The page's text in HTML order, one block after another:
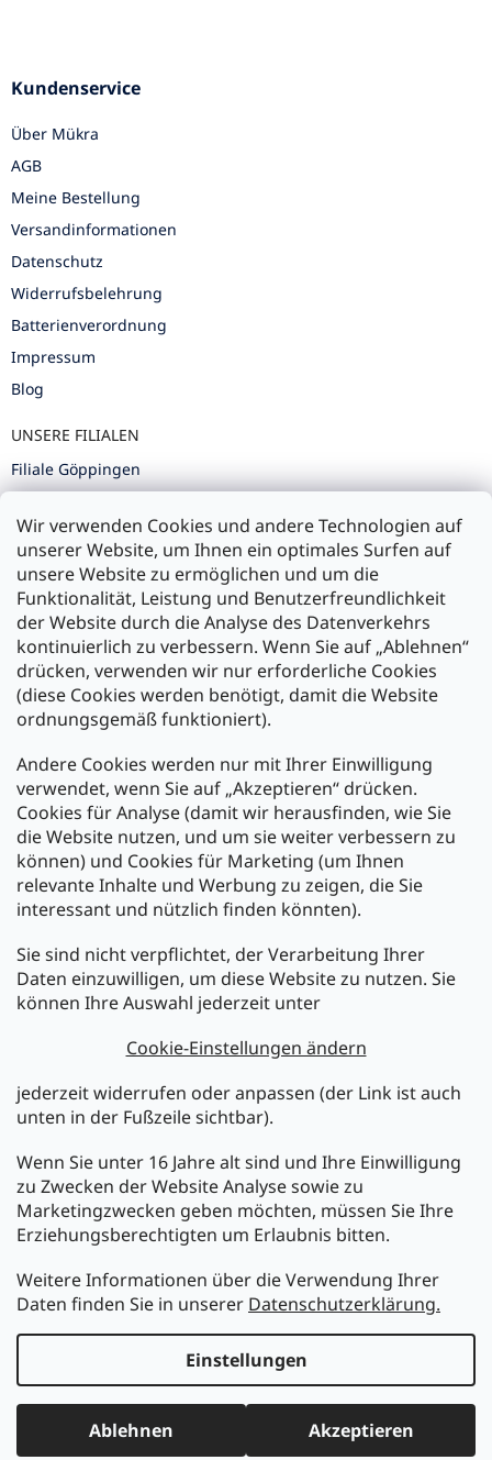
Wir verwenden Cookies und andere Technologien auf
unserer Website, um Ihnen ein optimales Surfen auf
unsere Website zu ermöglichen und um die
Funktionalität, Leistung und Benutzerfreundlichkeit
der Website durch die Analyse des Datenverkehrs
kontinuierlich zu verbessern. Wenn Sie auf „Ablehnen“
drücken, verwenden wir nur erforderliche Cookies
(diese Cookies werden benötigt, damit die Website
ordnungsgemäß funktioniert).
Andere Cookies werden nur mit Ihrer Einwilligung
verwendet, wenn Sie auf „Akzeptieren“ drücken.
Cookies für Analyse (damit wir herausfinden, wie Sie
die Website nutzen, und um sie weiter verbessern zu
können) und Cookies für Marketing (um Ihnen
relevante Inhalte und Werbung zu zeigen, die Sie
interessant und nützlich finden könnten).
Sie sind nicht verpflichtet, der Verarbeitung Ihrer
Daten einzuwilligen, um diese Website zu nutzen. Sie
können Ihre Auswahl jederzeit unter
Cookie-Einstellungen ändern
jederzeit widerrufen oder anpassen (der Link ist auch
unten in der Fußzeile sichtbar).
Wenn Sie unter 16 Jahre alt sind und Ihre Einwilligung
zu Zwecken der Website Analyse sowie zu
Marketingzwecken geben möchten, müssen Sie Ihre
Erziehungsberechtigten um Erlaubnis bitten.
Weitere Informationen über die Verwendung Ihrer
Daten finden Sie in unserer Datenschutzerklärung.
Einstellungen
Ablehnen Akzeptieren
Kundenservice
Über Mükra
AGB
Meine Bestellung
Versandinformationen
Datenschutz
Widerrufsbelehrung
Batterienverordnung
Impressum
Blog
UNSERE FILIALEN
Filiale Göppingen
Filiale Ulm
Zahlung und Versand
Versand mit:
Zahlarten:
Newsletter abonnieren
Legen Sie Ihre E-Mail ein und wir werden Ihnen Informationen
über neue Produkte in unserem E-Shop zusenden.
E-Mail
Melden Sie sich jetzt für den mükra Newsletter an,
kostenlos und jederzeit kündbar! Mit der Anmeldung zum
Newsletter bestätigen Sie Ihr Einverständnis mit der
Datenschutzerklärung.
ANMELDEN
Copyright 2026MüKRA electronic Vertriebs GmbH. Alle
Rechte vorbehalten.
Cookie-Einstellungen ändern